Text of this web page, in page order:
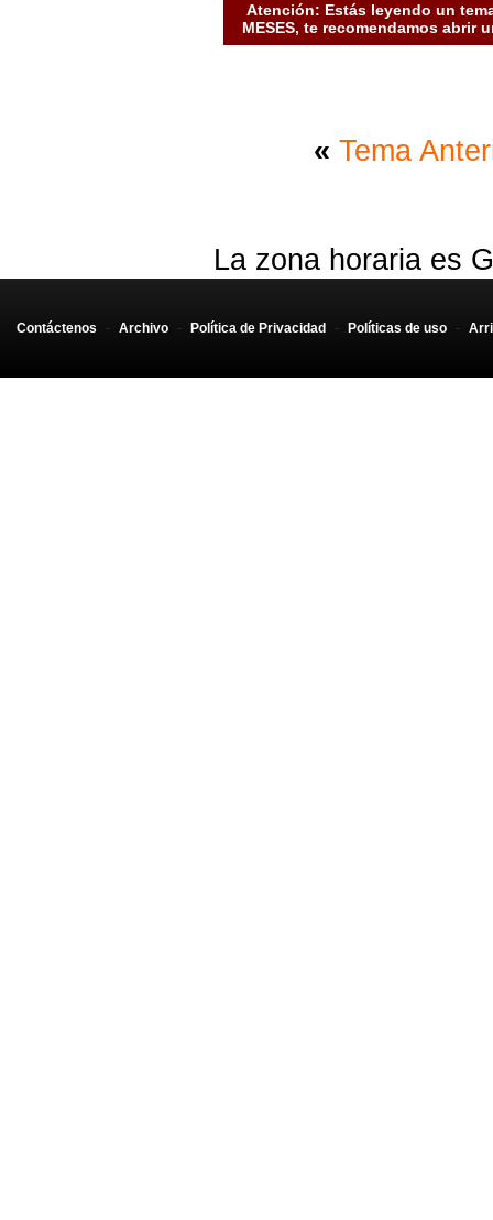
Atención: Estás leyendo un
MESES, te recomendamos abrir
« Tema
La zona horaria es
Contáctenos - Archivo - Política de Privacidad - Políticas de uso -